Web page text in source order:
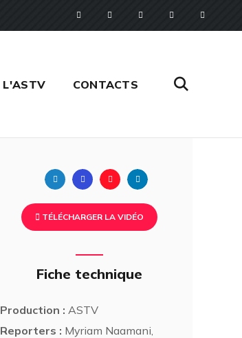
L'ASTV CONTACTS
Twitter FacebookPinterest
TÉLÉCHARGER LA VIDÉO
Fiche technique
Production : ASTV
Reporters : Myriam Naamani,